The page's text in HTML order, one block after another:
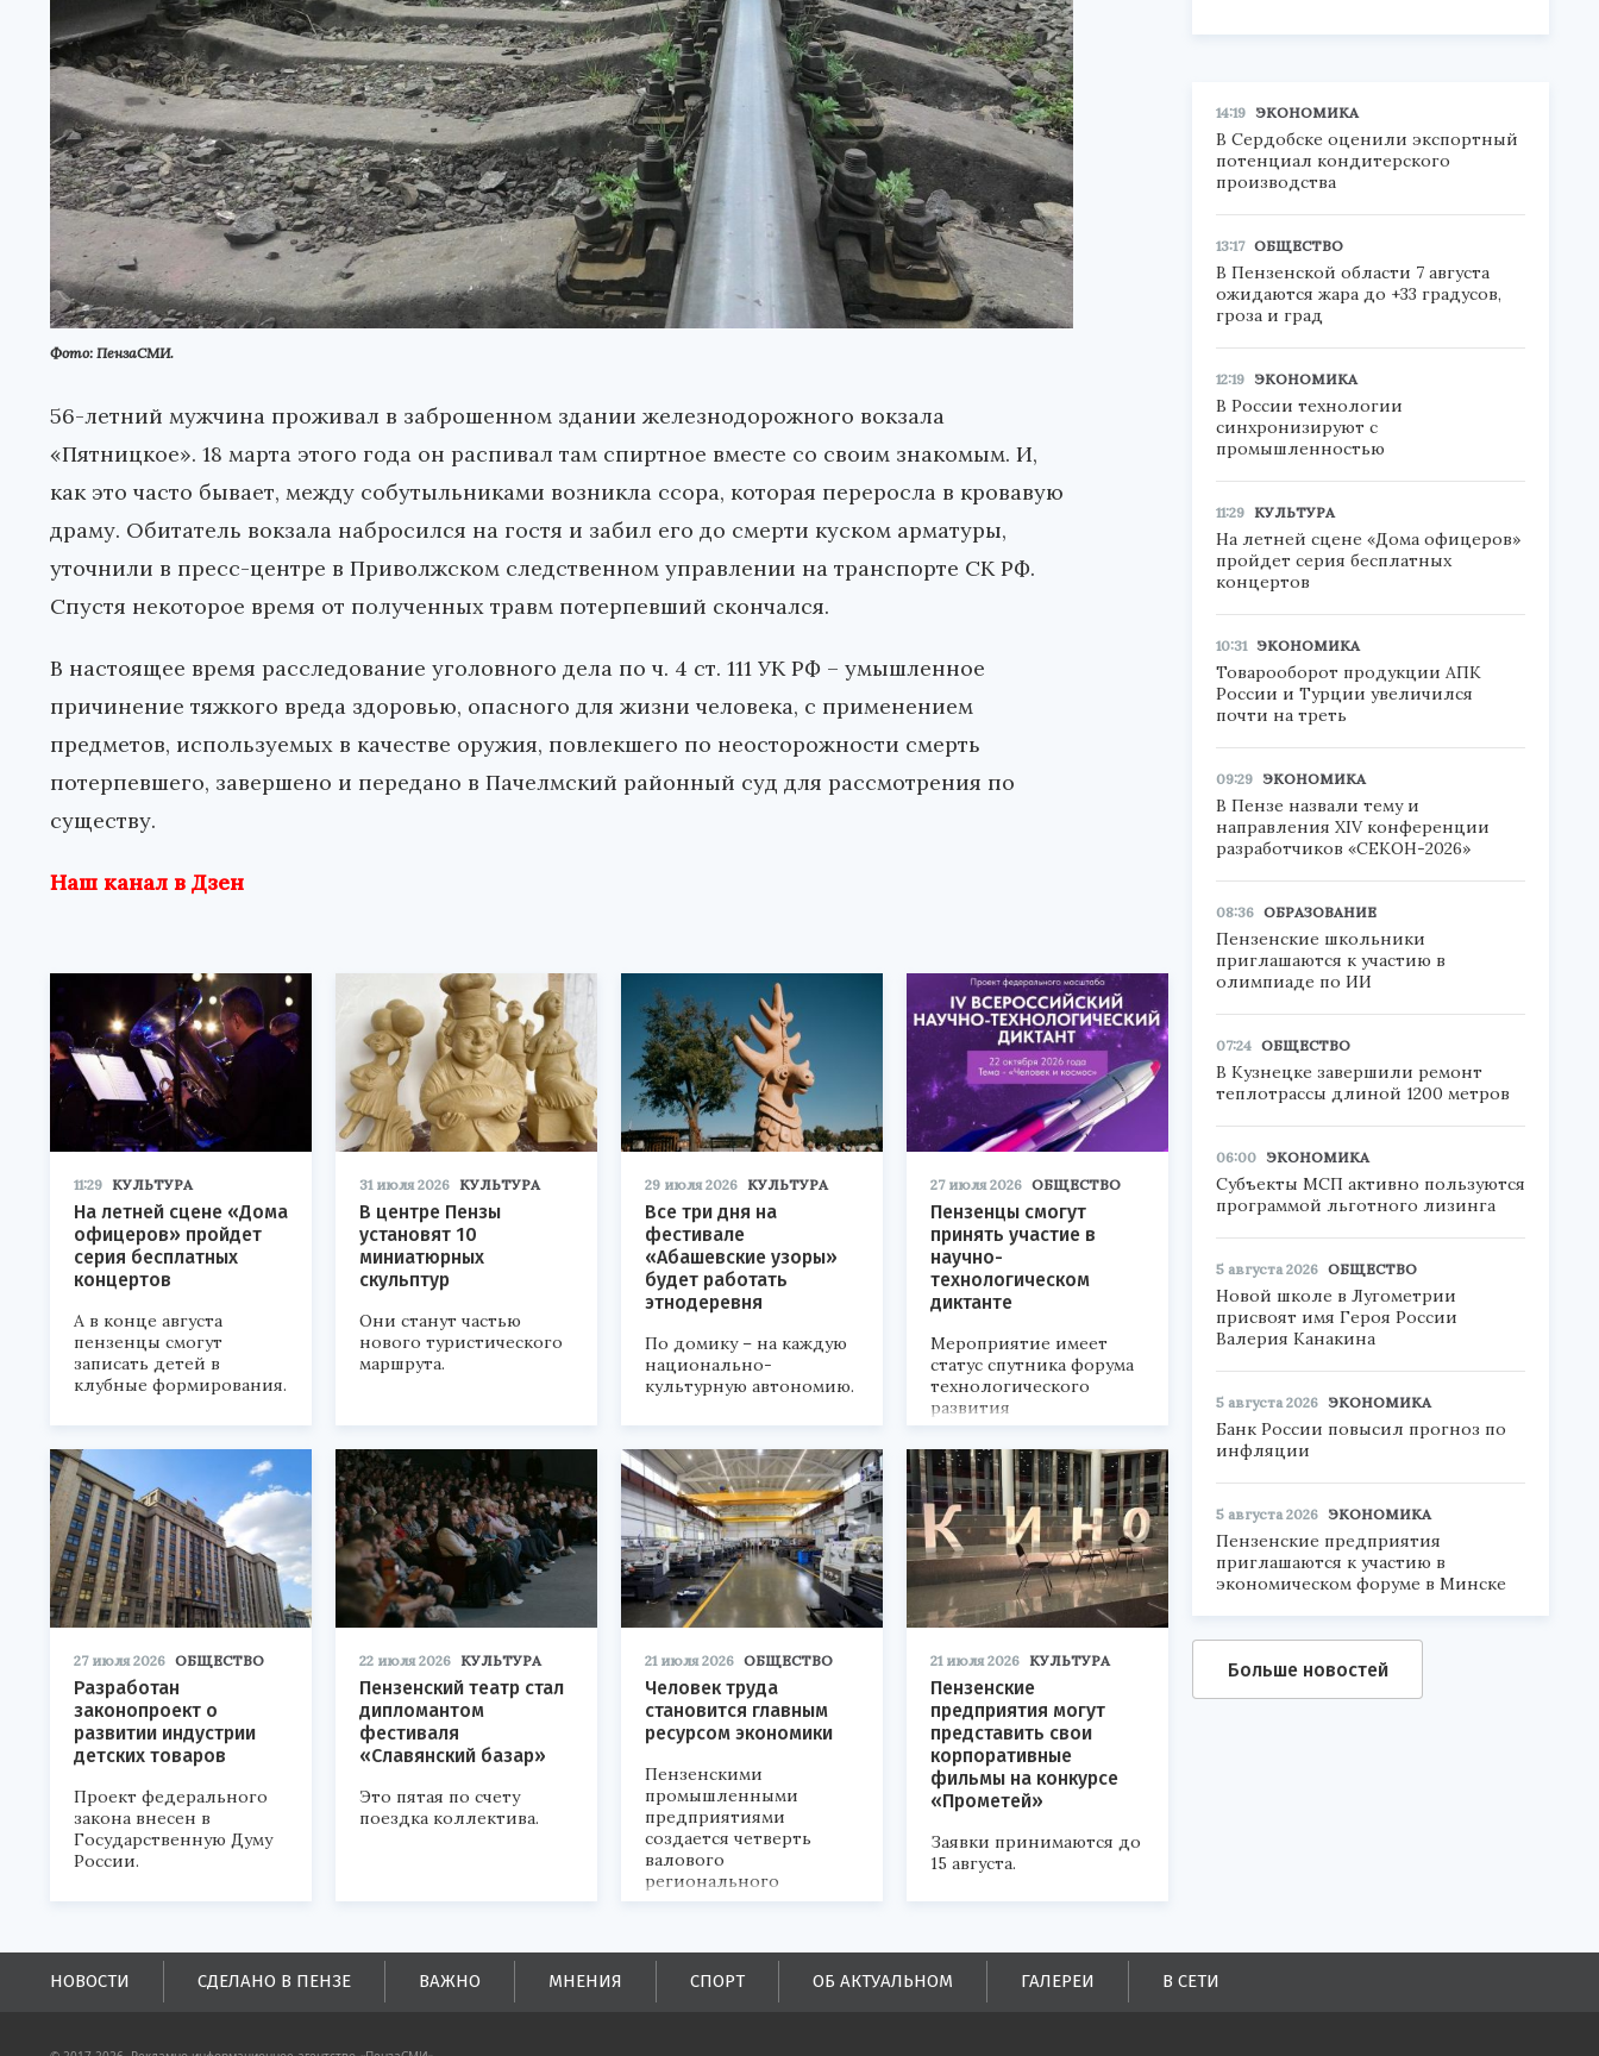
Фото: ПензаСМИ.
56-летний мужчина проживал в заброшенном здании железнодорожного вокзала
«Пятницкое». 18 марта этого года он распивал там спиртное вместе со своим знакомым. И,
как это часто бывает, между собутыльниками возникла ссора, которая переросла в кровавую
драму. Обитатель вокзала набросился на гостя и забил его до смерти куском арматуры,
уточнили в пресс-центре в Приволжском следственном управлении на транспорте СК РФ.
Спустя некоторое время от полученных травм потерпевший скончался.
В настоящее время расследование уголовного дела по ч. 4 ст. 111 УК РФ – умышленное
причинение тяжкого вреда здоровью, опасного для жизни человека, с применением
предметов, используемых в качестве оружия, повлекшего по неосторожности смерть
потерпевшего, завершено и передано в Пачелмский районный суд для рассмотрения по
существу.
Наш канал в Дзен
11:29 КУЛЬТУРА
На летней сцене «Дома
офицеров» пройдет
серия бесплатных
концертов
А в конце августа
пензенцы смогут
записать детей в
клубные формирования.
31 июля 2026 КУЛЬТУРА
В центре Пензы
установят 10
миниатюрных
скульптур
Они станут частью
нового туристического
маршрута.
29 июля 2026 КУЛЬТУРА
Все три дня на
фестивале
«Абашевские узоры»
будет работать
этнодеревня
По домику – на каждую
национально-
культурную автономию.
27 июля 2026 ОБЩЕСТВО
Пензенцы смогут
принять участие в
научно-
технологическом
диктанте
Мероприятие имеет
статус спутника форума
технологического
развития
«Технопром-2026».
27 июля 2026 ОБЩЕСТВО
Разработан
законопроект о
развитии индустрии
детских товаров
Проект федерального
закона внесен в
Государственную Думу
России.
22 июля 2026 КУЛЬТУРА
Пензенский театр стал
дипломантом
фестиваля
«Славянский базар»
Это пятая по счету
поездка коллектива.
21 июля 2026 ОБЩЕСТВО
Человек труда
становится главным
ресурсом экономики
Пензенскими
промышленными
предприятиями
создается четверть
валового
регионального
продукта и
поступлений в
бюджеты всех уровней.
21 июля 2026 КУЛЬТУРА
Пензенские
предприятия могут
представить свои
корпоративные
фильмы на конкурсе
«Прометей»
Заявки принимаются до
15 августа.
14:19 ЭКОНОМИКА
В Сердобске оценили экспортный
потенциал кондитерского
производства
13:17 ОБЩЕСТВО
В Пензенской области 7 августа
ожидаются жара до +33 градусов,
гроза и град
12:19 ЭКОНОМИКА
В России технологии
синхронизируют с
промышленностью
11:29 КУЛЬТУРА
На летней сцене «Дома офицеров»
пройдет серия бесплатных
концертов
10:31 ЭКОНОМИКА
Товарооборот продукции АПК
России и Турции увеличился
почти на треть
09:29 ЭКОНОМИКА
В Пензе назвали тему и
направления XIV конференции
разработчиков «СЕКОН-2026»
08:36 ОБРАЗОВАНИЕ
Пензенские школьники
приглашаются к участию в
олимпиаде по ИИ
07:24 ОБЩЕСТВО
В Кузнецке завершили ремонт
теплотрассы длиной 1200 метров
06:00 ЭКОНОМИКА
Субъекты МСП активно пользуются
программой льготного лизинга
5 августа 2026 ОБЩЕСТВО
Новой школе в Лугометрии
присвоят имя Героя России
Валерия Канакина
5 августа 2026 ЭКОНОМИКА
Банк России повысил прогноз по
инфляции
5 августа 2026 ЭКОНОМИКА
Пензенские предприятия
приглашаются к участию в
экономическом форуме в Минске
Больше новостей
НОВОСТИ СДЕЛАНО В ПЕНЗЕ ВАЖНО МНЕНИЯ СПОРТ ОБ АКТУАЛЬНОМ ГАЛЕРЕИ В СЕТИ